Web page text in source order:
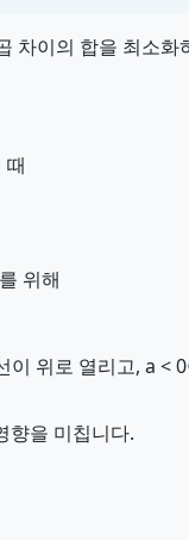
차이의 합을 최소화
때
위해
위로 열리고, a <
향을 미칩니다.